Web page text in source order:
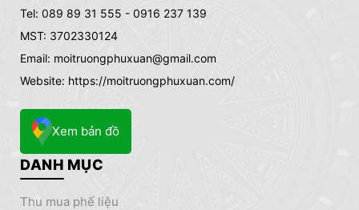
Tel: 089 89 31 555 - 0916 237 139
MST: 3702330124
Email: moitruongphuxuan@gmail.com
Website: https://moitruongphuxuan.com/
Xem bản đồ
DANH MỤC
thu mua phế liệu